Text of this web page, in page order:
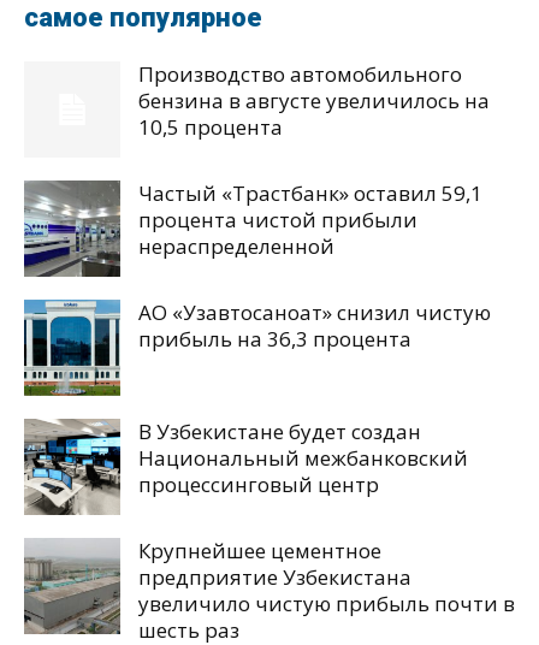
самое популярное
Производство автомобильного
бензина в августе увеличилось на
10,5 процента
Частый «Трастбанк» оставил 59,1
процента чистой прибыли
нераспределенной
АО «Узавтосаноат» снизил чистую
прибыль на 36,3 процента
В Узбекистане будет создан
Национальный межбанковский
процессинговый центр
Крупнейшее цементное
предприятие Узбекистана
увеличило чистую прибыль почти в
шесть раз